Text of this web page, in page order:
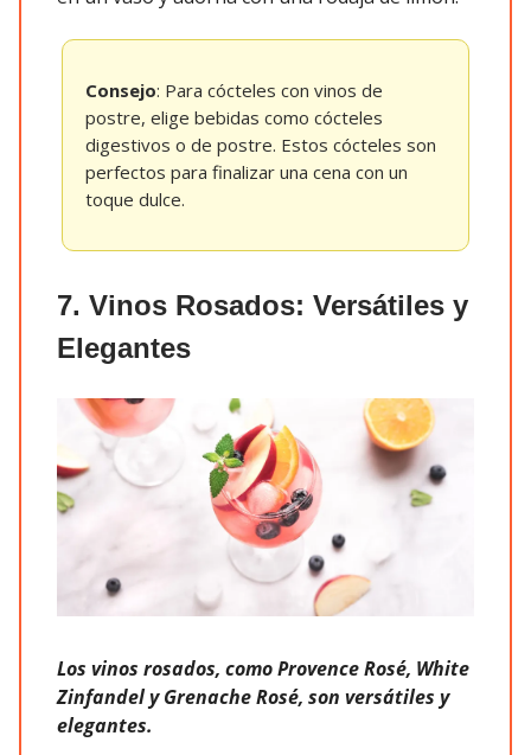
Consejo: Para cócteles con vinos de
postre, elige bebidas como cócteles
digestivos o de postre. Estos cócteles son
perfectos para finalizar una cena con un
toque dulce.
7. Vinos Rosados: Versátiles y
Elegantes
Los vinos rosados, como Provence Rosé, White
Zinfandel y Grenache Rosé, son versátiles y
elegantes.